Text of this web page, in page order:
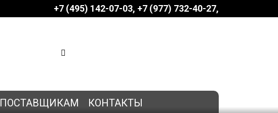
+7 (495) 142-07-03 ‎‎+7 (977) 732-40-27
ПОСТАВЩИКАМ КОНТАКТЫ